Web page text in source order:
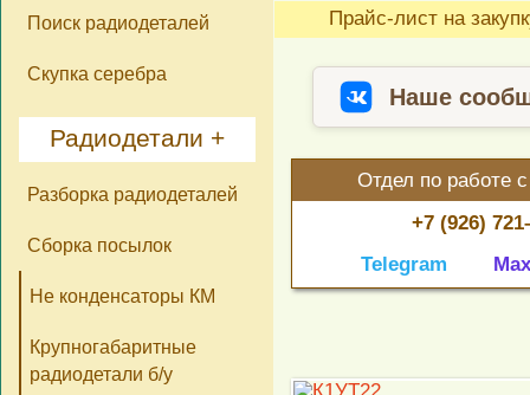
Прайс-лист на
Наше
Отдел по работе
+7 (926)
Telegram
Max
Поиск радиодеталей
Скупка серебра
Радиодетали +
Разборка радиодеталей
Сборка посылок
Не конденсаторы КМ
Крупногабаритные
радиодетали б/у